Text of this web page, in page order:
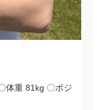
体重 81kg 〇ポジ